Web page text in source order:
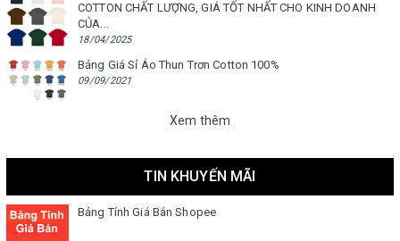
COTTON CHẤT LƯỢNG, GIÁ TỐT NHẤT CHO KINH DOANH
CỦA...
18/04/2025
Bảng Giá Sỉ Áo Thun Trơn Cotton 100%
09/09/2021
Xem thêm
TIN KHUYẾN MÃI
Bảng Tính Giá Bán Shopee